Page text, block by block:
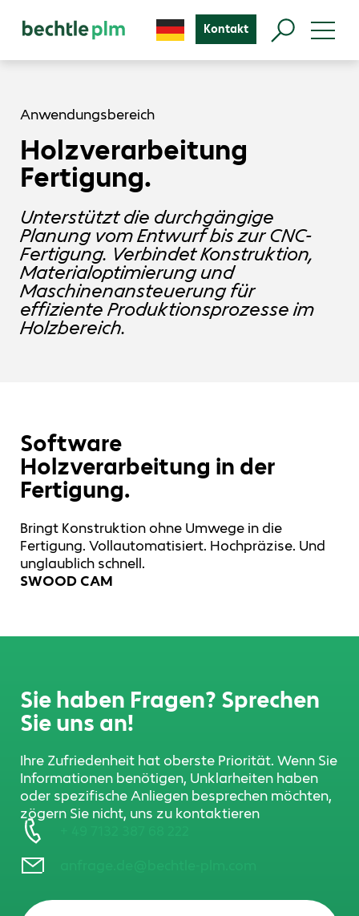
Kontakt
Anwendungsbereich
Holzverarbeitung
Fertigung.
Unterstützt die durchgängige
Planung vom Entwurf bis zur CNC-
Fertigung. Verbindet Konstruktion,
Materialoptimierung und
Maschinenansteuerung für
effiziente Produktionsprozesse im
Holzbereich.
Software
Holzverarbeitung in der
Fertigung.
Bringt Konstruktion ohne Umwege in die
Fertigung. Vollautomatisiert. Hochpräzise. Und
unglaublich schnell.
SWOOD CAM
Sie haben Fragen? Sprechen
Sie uns an!
Ihre Zufriedenheit hat oberste Priorität. Wenn Sie
Informationen benötigen, Unklarheiten haben
oder spezifische Anliegen besprechen möchten,
zögern Sie nicht, uns zu kontaktieren